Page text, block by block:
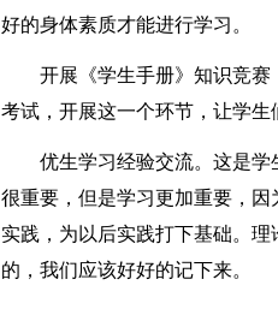
好的身体素质才能进行学习。
开展《学生手册》知识竞
考试，开展这一个环节，让学生
优生学习经验交流。这是
很重要，但是学习更加重要，
实践，为以后实践打下基础。
的，我们应该好好的记下来。